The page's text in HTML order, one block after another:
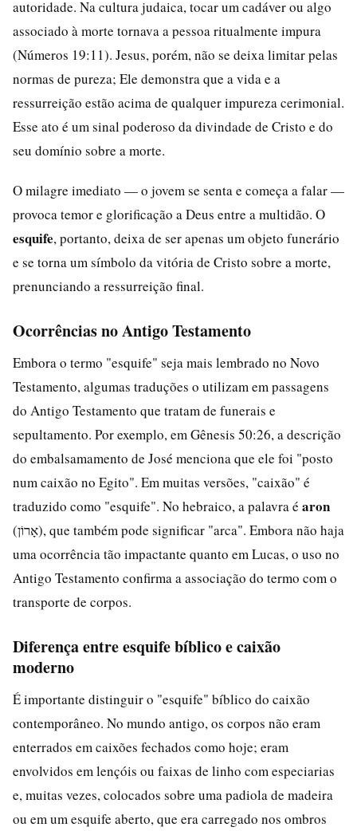
autoridade. Na cultura judaica, tocar um cadáver ou algo
associado à morte tornava a pessoa ritualmente impura
(Números 19:11). Jesus, porém, não se deixa limitar pelas
normas de pureza; Ele demonstra que a vida e a
ressurreição estão acima de qualquer impureza cerimonial.
Esse ato é um sinal poderoso da divindade de Cristo e do
seu domínio sobre a morte.
O milagre imediato — o jovem se senta e começa a falar —
provoca temor e glorificação a Deus entre a multidão. O
esquife, portanto, deixa de ser apenas um objeto funerário
e se torna um símbolo da vitória de Cristo sobre a morte,
prenunciando a ressurreição final.
Ocorrências no Antigo Testamento
Embora o termo "esquife" seja mais lembrado no Novo
Testamento, algumas traduções o utilizam em passagens
do Antigo Testamento que tratam de funerais e
sepultamento. Por exemplo, em Gênesis 50:26, a descrição
do embalsamamento de José menciona que ele foi "posto
num caixão no Egito". Em muitas versões, "caixão" é
traduzido como "esquife". No hebraico, a palavra é aron
(אָרוֹן), que também pode significar "arca". Embora não haja
uma ocorrência tão impactante quanto em Lucas, o uso no
Antigo Testamento confirma a associação do termo com o
transporte de corpos.
Diferença entre esquife bíblico e caixão
moderno
É importante distinguir o "esquife" bíblico do caixão
contemporâneo. No mundo antigo, os corpos não eram
enterrados em caixões fechados como hoje; eram
envolvidos em lençóis ou faixas de linho com especiarias
e, muitas vezes, colocados sobre uma padiola de madeira
ou em um esquife aberto, que era carregado nos ombros